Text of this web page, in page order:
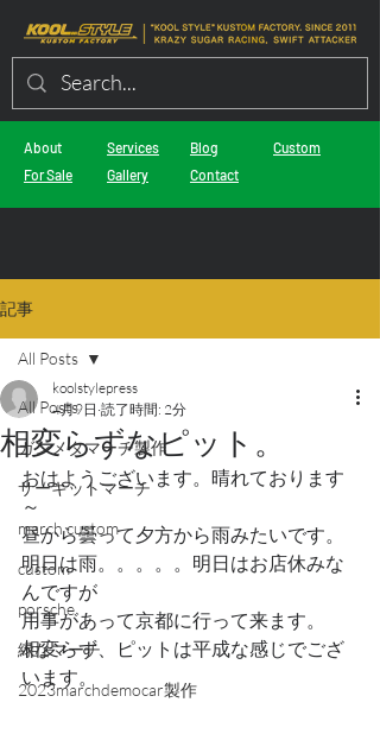
About
For Sale
Services
Gallery
Blog
Contact
Custom
記事
All Posts
ガンメタマーチ製作
サーキットマーチ
march custom
custom
porsche
緑なマーチ
2023marchdemocar製作
All Posts
相変らずなピット。
koolstylepress
4月9日 読了時間: 2分
おはようございます。晴れております
～
昼から曇って夕方から雨みたいです。
明日は雨。。。。。明日はお店休みな
んですが
用事があって京都に行って来ます。
相変らず、ピットは平成な感じでござ
います。